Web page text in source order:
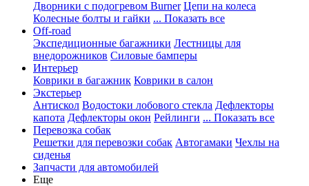
Дворники с подогревом Burner Цепи на колеса
Колесные болты и гайки ... Показать все
Off-road
Экспедиционные багажники Лестницы для
внедорожников Силовые бамперы
Интерьер
Коврики в багажник Коврики в салон
Экстерьер
Антискол Водостоки лобового стекла Дефлекторы
капота Дефлекторы окон Рейлинги ... Показать все
Перевозка собак
Решетки для перевозки собак Автогамаки Чехлы на
сиденья
Запчасти для автомобилей
Еще